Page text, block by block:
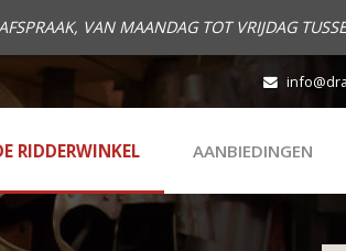
VAN MAANDAG TOT VRIJDAG
RIDDERWINKEL AANBIEDINGEN